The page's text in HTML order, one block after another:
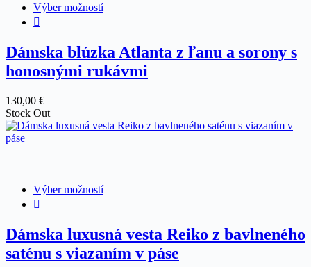
Výber možnostíTento
viacero
variantov.
Možnosti
si
stránke
Dámska blúzka Atlanta z ľanu a sorony s
honosnými rukávmi
130,00 €
Stock Out
Výber možnostíTento
viacero
variantov.
Možnosti
si
Dámska luxusná vesta Reiko z bavlneného
saténu s viazaním v páse